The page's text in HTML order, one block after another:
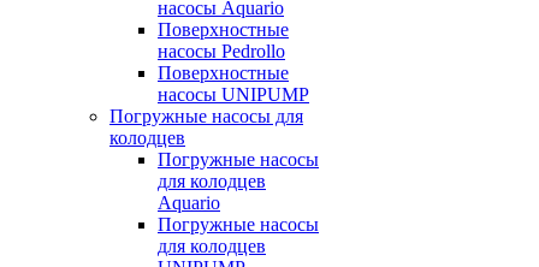
насосы Aquario
Поверхностные
насосы Pedrollo
Поверхностные
насосы UNIPUMP
Погружные насосы для
колодцев
Погружные насосы
для колодцев
Aquario
Погружные насосы
для колодцев